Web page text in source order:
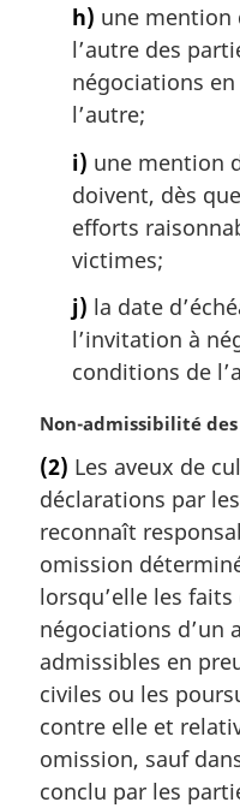
h) une mention
l’autre des
négociations
l’autre;
i) une mention
doivent, dès
efforts
victimes;
j) la date
l’invitation à
conditions de
N
t
e
m
a
g
i
n
a
e
:
Non-admissibilité
(2) Les aveux de
déclarations par
reconnaît
omission
lorsqu’elle les
négociations d’un
admissibles en
civiles ou les
contre elle et
omission, sauf
conclu par les